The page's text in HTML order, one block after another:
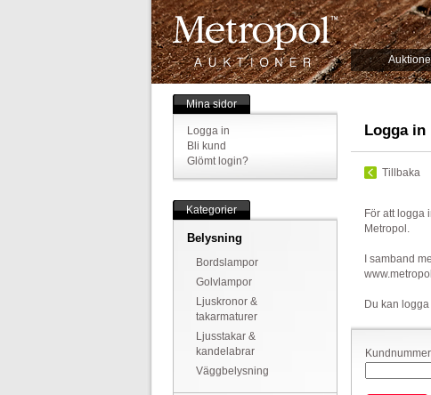
Mina sidor
Logga in
Bli kund
Glömt login?
Kategorier
Belysning
Bordslampor
Golvlampor
Ljuskronor &
takarmaturer
Ljusstakar &
kandelabrar
Väggbelysning
Logga in
Tillbaka
För att logga
Metropol.
I samband
Du kan